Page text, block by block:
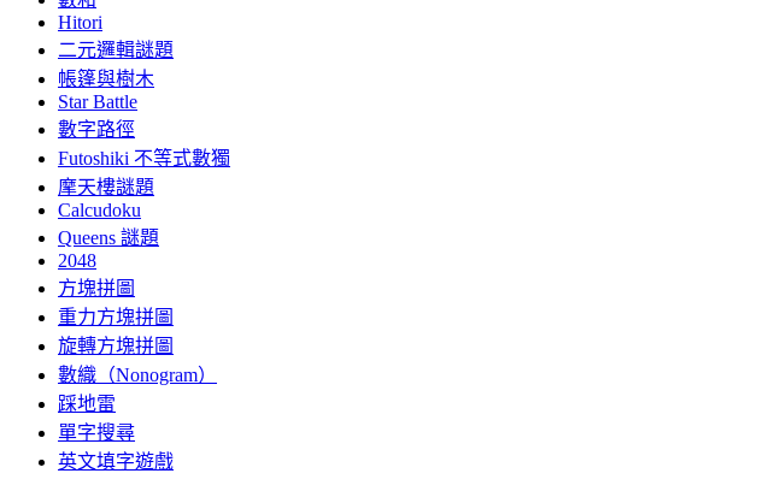
Hitori
二元邏輯謎題
帳篷與樹木
Star Battle
數字路徑
Futoshiki 不等式數獨
摩天樓謎題
Calcudoku
Queens 謎題
2048
方塊拼圖
重力方塊拼圖
旋轉方塊拼圖
數織（Nonogram）
踩地雷
單字搜尋
英文填字遊戲